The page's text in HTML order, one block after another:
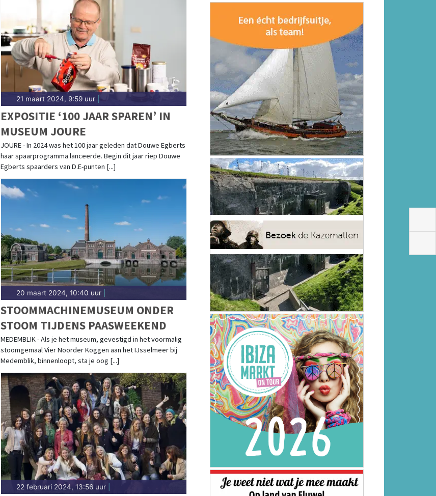
21 maart 2024, 9:59 uur|
EXPOSITIE ‘100 JAAR SPAREN’ IN
MUSEUM JOURE
JOURE - In 2024 was het 100 jaar geleden dat Douwe Egberts
haar spaarprogramma lanceerde. Begin dit jaar riep Douwe
Egberts spaarders van D.E-punten [...]
20 maart 2024, 10:40 uur|
STOOMMACHINEMUSEUM ONDER
STOOM TIJDENS PAASWEEKEND
MEDEMBLIK - Als je het museum, gevestigd in het voormalig
stoomgemaal Vier Noorder Koggen aan het IJsselmeer bij
Medemblik, binnenloopt, sta je oog [...]
22 februari 2024, 13:56 uur|